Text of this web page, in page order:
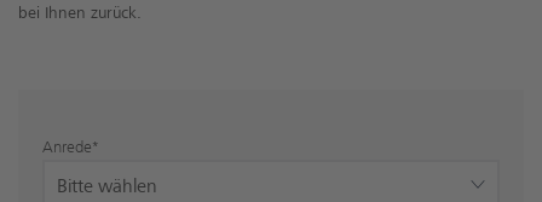
bei Ihnen zurück.
Anrede*